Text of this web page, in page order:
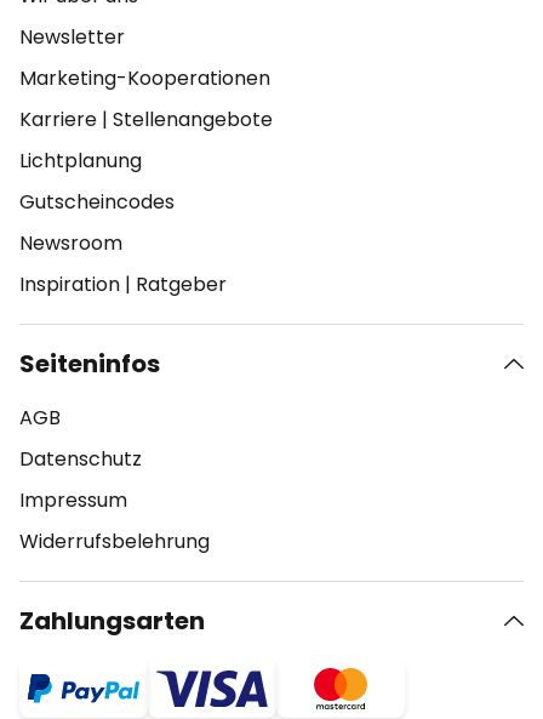
Newsletter
Marketing-Kooperationen
Karriere | Stellenangebote
Lichtplanung
Gutscheincodes
Newsroom
Inspiration | Ratgeber
Seiteninfos
AGB
Datenschutz
Impressum
Widerrufsbelehrung
Zahlungsarten